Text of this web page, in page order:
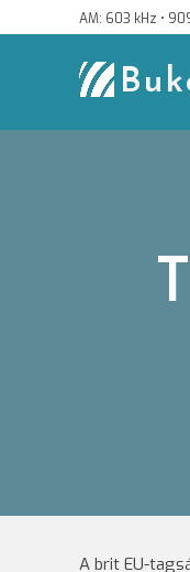
to
AM: 603 kHz •
A brit EU-